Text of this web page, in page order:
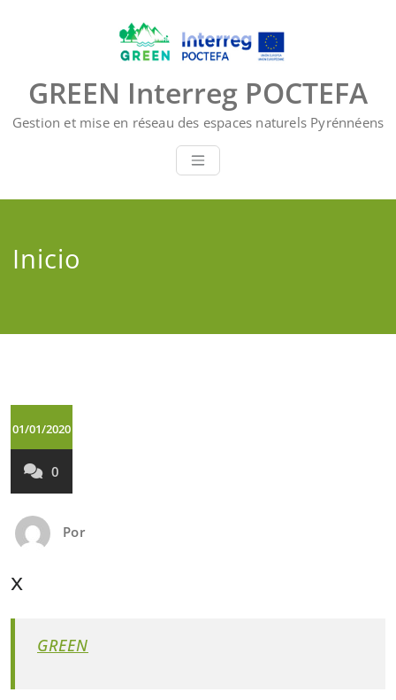
GREEN Interreg POCTEFA
Gestion et mise en réseau des espaces naturels Pyrénnéens
Inicio
01/01/2020
0
Por
x
GREEN